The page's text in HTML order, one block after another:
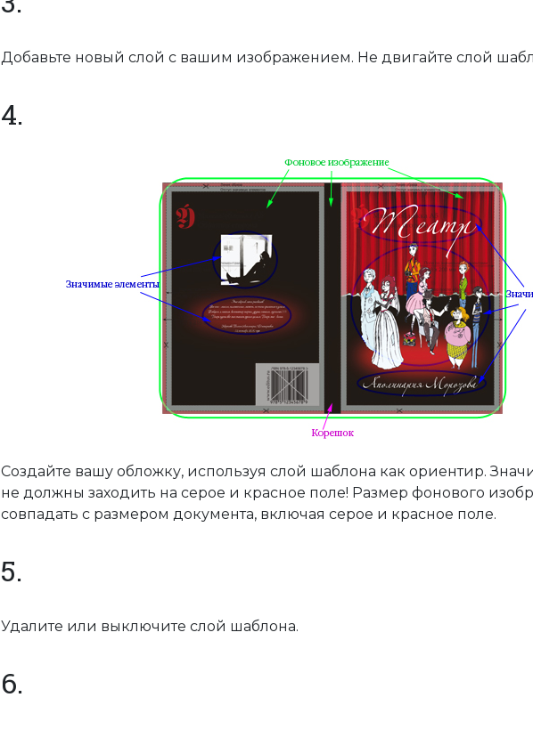
Добавьте новый слой с вашим изображением. Не двигайте слой
4.
Создайте вашу обложку, используя слой шаблона как ориентир.
не должны заходить на серое и красное полe! Размер фонового
совпадать с размером документа, включая серое и красное поле.
5.
Удалите или выключите слой шаблона.
6.